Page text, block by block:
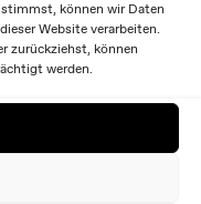
können wir Daten
Website verarbeiten.
zurückziehst, können
werden.